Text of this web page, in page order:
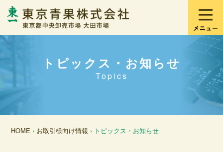
トピックス・お知らせ
Topics
HOME › お取引様向け情報 › トピックス・お知らせ